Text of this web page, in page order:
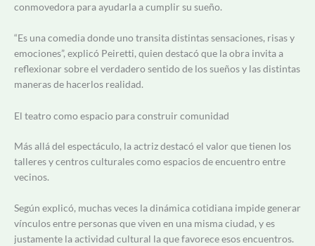
conmovedora para ayudarla a cumplir su sueño.
“Es una comedia donde uno transita distintas sensaciones, risas y
emociones”, explicó Peiretti, quien destacó que la obra invita a
reflexionar sobre el verdadero sentido de los sueños y las distintas
maneras de hacerlos realidad.
El teatro como espacio para construir comunidad
Más allá del espectáculo, la actriz destacó el valor que tienen los
talleres y centros culturales como espacios de encuentro entre
vecinos.
Según explicó, muchas veces la dinámica cotidiana impide generar
vínculos entre personas que viven en una misma ciudad, y es
justamente la actividad cultural la que favorece esos encuentros.